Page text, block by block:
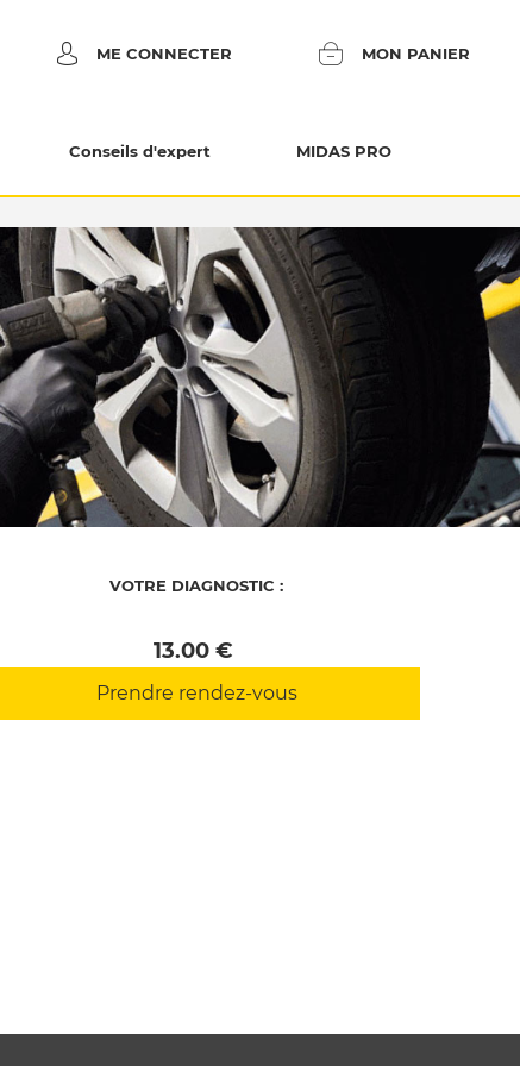
ME CONNECTER MON PANIER
Conseils d'expert MIDAS PRO
VOTRE DIAGNOSTIC :
13.00 €
Prendre rendez-vous